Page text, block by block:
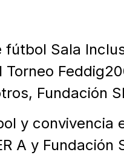
Sala
Fundación
y convivencia
A y Fundación